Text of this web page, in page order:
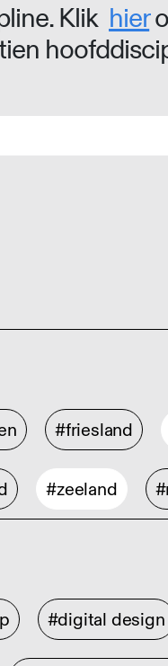
Klik hier
#friesland
#zeeland
#digital design